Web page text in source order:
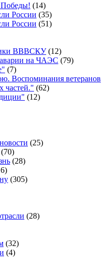
Победы! (14)
России (35)
России (51)
ВВВСКУ(12)
на ЧАЭС (79)
(7)
Воспоминания ветеранов
частей." (62)
(12)
(25)
(70)
(28)
(305)
(28)
(32)
(4)